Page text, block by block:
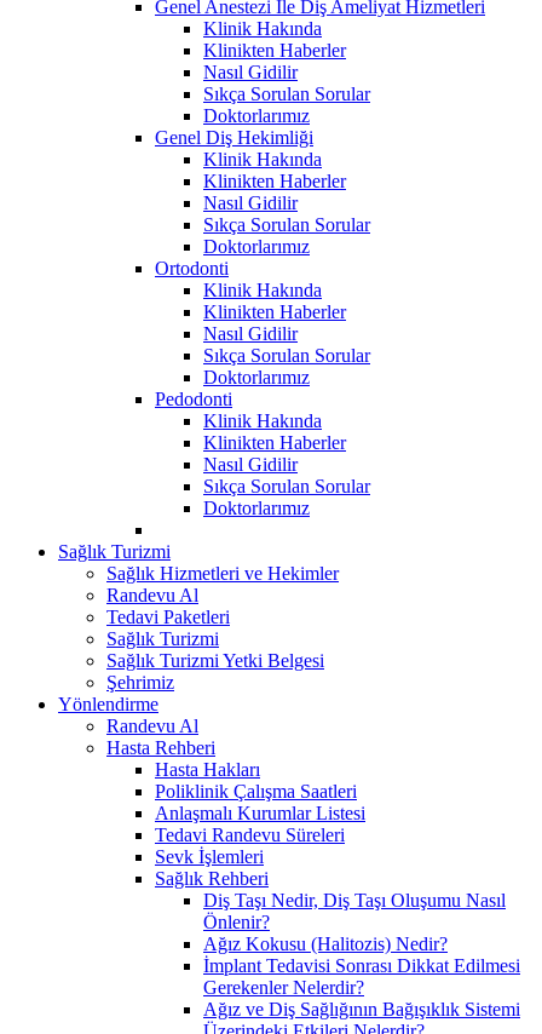
Genel Anestezi İle Diş Ameliyat Hizmetleri
Klinik Hakında
Klinikten Haberler
Nasıl Gidilir
Sıkça Sorulan Sorular
Doktorlarımız
Genel Diş Hekimliği
Klinik Hakında
Klinikten Haberler
Nasıl Gidilir
Sıkça Sorulan Sorular
Doktorlarımız
Ortodonti
Klinik Hakında
Klinikten Haberler
Nasıl Gidilir
Sıkça Sorulan Sorular
Doktorlarımız
Pedodonti
Klinik Hakında
Klinikten Haberler
Nasıl Gidilir
Sıkça Sorulan Sorular
Doktorlarımız
Sağlık Turizmi
Sağlık Hizmetleri ve Hekimler
Randevu Al
Tedavi Paketleri
Sağlık Turizmi
Sağlık Turizmi Yetki Belgesi
Şehrimiz
Yönlendirme
Randevu Al
Hasta Rehberi
Hasta Hakları
Poliklinik Çalışma Saatleri
Anlaşmalı Kurumlar Listesi
Tedavi Randevu Süreleri
Sevk İşlemleri
Sağlık Rehberi
Diş Taşı Nedir, Diş Taşı Oluşumu Nasıl
Önlenir?
Ağız Kokusu (Halitozis) Nedir?
İmplant Tedavisi Sonrası Dikkat Edilmesi
Gerekenler Nelerdir?
Ağız ve Diş Sağlığının Bağışıklık Sistemi